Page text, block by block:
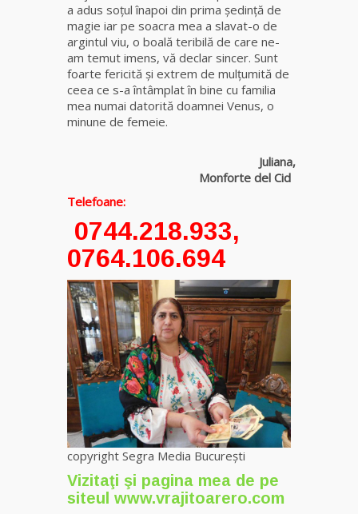
tămăduitoare
vindecătoare
Tămăduitoarea
Somerda
5 tipuri de
magie
Vrăjitoarea
Venus are
cele mai
puternice
leacuri
a adus soţul înapoi din prima şedinţă de
magie iar pe soacra mea a slavat-o de
argintul viu, o boală teribilă de care ne-
am temut imens, vă declar sincer. Sunt
foarte fericită şi extrem de mulţumită de
ceea ce s-a întâmplat în bine cu familia
mea numai datorită doamnei Venus, o
minune de femeie.
Juliana,
Monforte del Cid
Telefoane:
0744.218.933,
0764.106.694
copyright Segra Media București
Vizitaţi şi pagina mea de pe
siteul www.vrajitoarero.com